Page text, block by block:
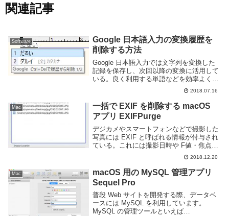
関連記事
Software
Google 日本語入力の変換履歴を
削除する方法
Google 日本語入力では文字列を変換した
記録を保存し、次回以降の変換に活用して
いる。良く利用する単語などを効率よく変
換できる便利な仕組みではあるが、間違っ
た変換を覚えたり覚えてほしくない単語が
変換履歴に残ってしまう事もある。
Google...
2018.07.16
Mac
一括で EXIF を削除する macOS
アプリ EXIFPurge
デジカメやスマートフォンなどで撮影した
写真には EXIF と呼ばれる情報が付与され
ている。これには撮影日時や F値・焦点距
離などの撮影時のカメラの設定、GPS 情
報といった様々な情報が付与されている。
しかし、Web 上に写真をアップロードす...
2018.12.20
Mac
macOS 用の MySQL 管理アプリ
Sequel Pro
普段 Web サイトを開発する際、データベ
ースには MySQL を利用しています。
MySQL の管理ツールといえば